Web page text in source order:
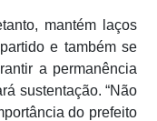
mantém laços
e também se
a permanência
sustentação. “Não
do prefeito